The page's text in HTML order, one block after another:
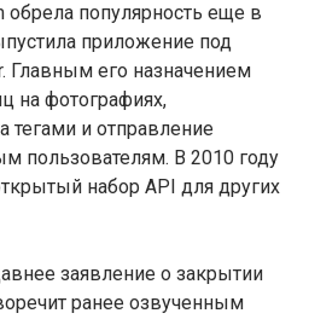
обрела популярность еще в
приложение под
Главным его назначением
на фотографиях,
тегами и отправление
пользователям. В 2010 году
набор API для других
заявление о закрытии
ранее озвученным